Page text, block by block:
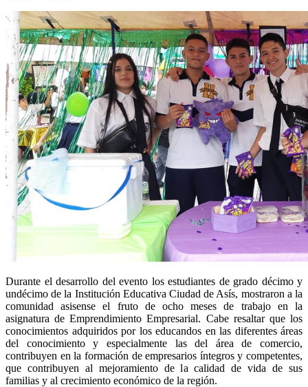
Durante el desarrollo del evento los estudiantes de grado décimo y
undécimo de la Institución Educativa Ciudad de Asís, mostraron a la
comunidad asisense el fruto de ocho meses de trabajo en la
asignatura de Emprendimiento Empresarial. Cabe resaltar que los
conocimientos adquiridos por los educandos en las diferentes áreas
del conocimiento y especialmente las del área de comercio,
contribuyen en la formación de empresarios íntegros y competentes,
que contribuyen al mejoramiento de la calidad de vida de sus
familias y al crecimiento económico de la región.